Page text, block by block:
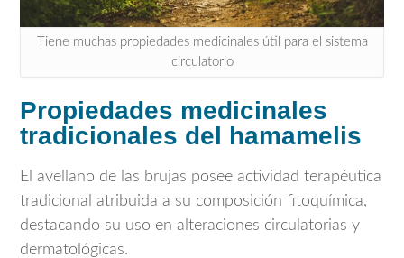
Tiene muchas propiedades medicinales útil para el sistema
circulatorio
Propiedades medicinales
tradicionales del hamamelis
El avellano de las brujas posee actividad terapéutica
tradicional atribuida a su composición fitoquímica,
destacando su uso en alteraciones circulatorias y
dermatológicas.